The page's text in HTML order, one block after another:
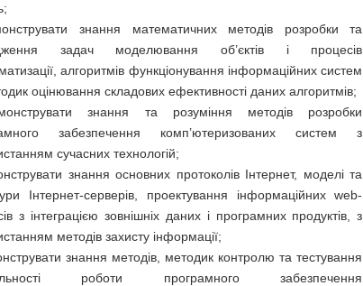
знання математичних методів розробки та
задач моделювання об’єктів і процесів
алгоритмів функціонування інформаційних систем
оцінювання складових ефективності даних алгоритмів;
знання та розуміння методів розробки
забезпечення комп’ютеризованих систем з
сучасних технологій;
знання основних протоколів Інтернет, моделі та
Інтернет-серверів, проектування інформаційних web-
з інтеграцією зовнішніх даних і програмних продуктів, з
методів захисту інформації;
знання методів, методик контролю та тестування
роботи програмного забезпечення